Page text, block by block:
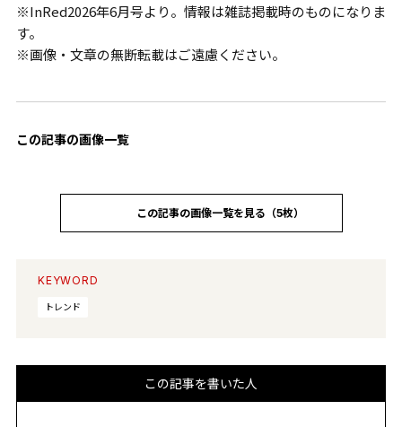
※InRed2026年6月号より。情報は雑誌掲載時のものになりま
す。
※画像・文章の無断転載はご遠慮ください。
この記事の画像一覧
この記事の画像一覧を見る（5枚）
KEYWORD
トレンド
この記事を書いた人